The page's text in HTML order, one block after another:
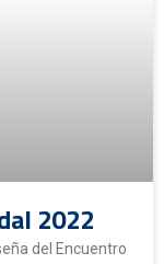
2022
del Encuentro